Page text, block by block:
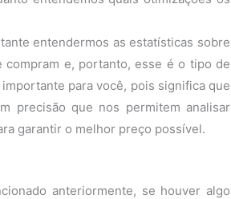
entendermos as estatísticas sobre
e, portanto, esse é o tipo de
para você, pois significa que
precisão que nos permitem analisar
garantir o melhor preço possível.
anteriormente, se houver algo